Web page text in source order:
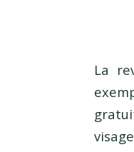
La